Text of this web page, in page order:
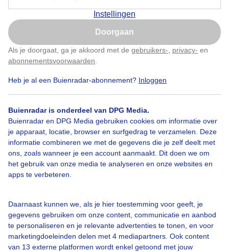
Instellingen
Doorgaan
Als je doorgaat, ga je akkoord met de gebruikers- privacy- en
abonnementsvoorwaarden
Heb je al een Buienradar-abonnement? Inloggen
Buienradar is onderdeel van DPG Media.
Buienradar en DPG Media gebruiken cookies om informatie over
je apparaat, locatie, browser en surfgedrag te verzamelen. Deze
informatie combineren we met de gegevens die je zelf deelt met
ons, zoals wanneer je een account aanmaakt. Dit doen we om
het gebruik van onze media te analyseren en onze websites en
apps te verbeteren.
Daarnaast kunnen we, als je hier toestemming voor geeft, je
gegevens gebruiken om onze content, communicatie en aanbod
te personaliseren en je relevante advertenties te tonen, en voor
marketingdoeleinden delen met 4 mediapartners. Ook content
van 13 externe platformen wordt enkel getoond met jouw
met een flink windje en ruimte voor de zon. De ene na
de andere zeilboot vertrekt onder goede zeilcondities.
Rond 11:35 trok het dicht met donkere bewolking en
begon het heel eventjes licht te regenen maar niet
veel. Foto gemaakt om 12:06 haven van Enkhuizen
Door: Gerard Koster Joenje Gemaakt: 31-08-2025, 38x bekeken
Regen Wolken Wind
Bekijk slideshow
Een moment geduld aub...
Nu niet, misschien later
Klik hierom dit aan te passen